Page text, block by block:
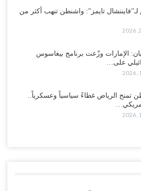
مرة.. عمرو البيض يهاجم السعودية: الثقة
أعضاء المجلس ينقلبون على
مأساة الأهالي بعدن.. مدينة تغرق في دوامة
لـ”فايننشال تايمز”: واشنطن تنهب أكثر من
الإمارات وزّعت برنامج بيغاسوس
على…
تمنح الرياض غطاءً سياسياً وعسكرياً..